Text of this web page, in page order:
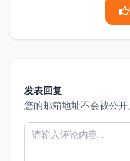
发表回复
您的邮箱地址不会被公开